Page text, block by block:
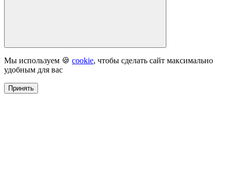
Мы используем 🍪 cookie, чтобы сделать сайт максимально
удобным для вас
Принять